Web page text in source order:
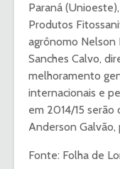
Paraná
Produtos
agrônomo Nelson
Sanches Calvo,
melhoramento
internacionais e
em 2014/15
Anderson Galvão,
Fonte: Folha de